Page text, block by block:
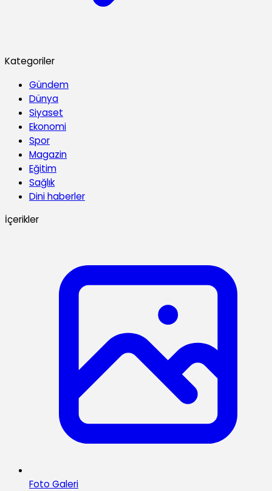
Kategoriler
Gündem
Dünya
Siyaset
Ekonomi
Spor
Magazin
Eğitim
Sağlık
Dini haberler
İçerikler
Foto Galeri